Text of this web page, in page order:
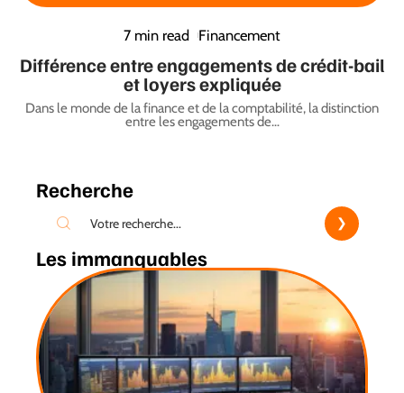
7 min read Financement
Différence entre engagements de crédit-bail
et loyers expliquée
Dans le monde de la finance et de la comptabilité, la distinction
entre les engagements de…
Recherche
Les immanquables